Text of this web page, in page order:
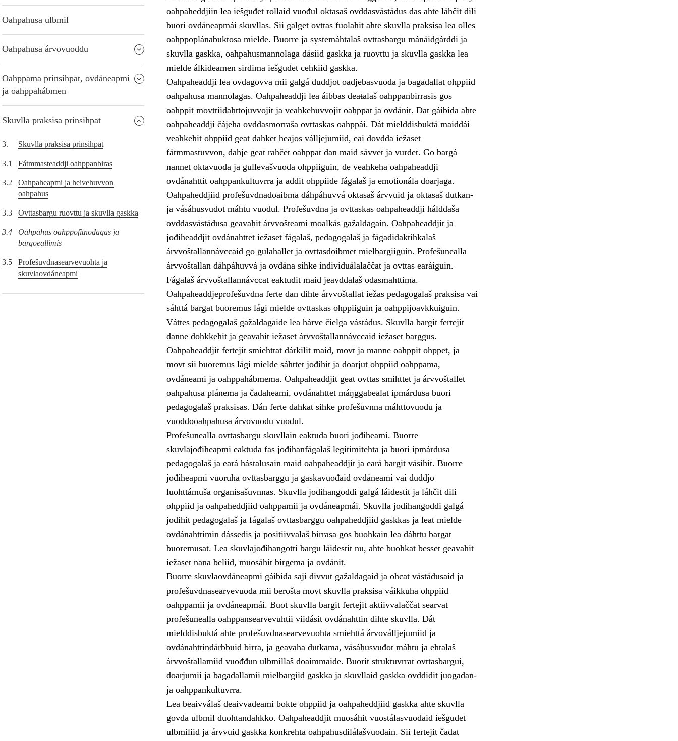
Oahpahusa ulbmil
Oahpahusa árvovuođđu
Oahppama prinsihpat, ovdáneapmi
ja oahppahábmen
Skuvlla praksisa prinsihpat
3. Skuvlla praksisa prinsihpat
3.1 Fátmmasteaddji oahppanbiras
3.2
Oahpaheapmi ja heivehuvvon
oahpahus
3.3 Ovttasbargu ruovttu ja skuvlla gaskka
3.4
Oahpahus oahppofitnodagas ja
bargoeallimis
3.5
Profešuvdnasearvevuohta ja
skuvlaovdáneapmi
oahpaheddjiin lea iešguđet rollaid vuođul oktasaš ovddasvástádus das ahte láhčit dili
buori ovdáneapmái skuvllas. Sii galget ovttas fuolahit ahte skuvlla praksisa lea olles
oahppoplánabuktosa mielde. Buorre ja systemáhtalaš ovttasbargu mánáidgárddi ja
skuvlla gaskka, oahpahusmannolaga dásiid gaskka ja ruovttu ja skuvlla gaskka lea
mielde álkideamen sirdima iešguđet cehkiid gaskka.
Oahpaheaddji lea ovdagovva mii galgá duddjot oadjebasvuođa ja bagadallat ohppiid
oahpahusa mannolagas. Oahpaheaddji lea áibbas deaŧalaš oahppanbirrasis gos
oahppit movttiidahttojuvvojit ja veahkehuvvojit oahppat ja ovdánit. Dat gáibida ahte
oahpaheaddji čájeha ovddasmorraša ovttaskas oahppái. Dát mielddisbuktá maiddái
veahkehit ohppiid geat dahket heajos válljejumiid, eai dovdda iežaset
fátmmastuvvon, dahje geat rahčet oahppat dan maid sávvet ja vurdet. Go bargá
nannet oktavuođa ja gullevašvuođa ohppiiguin, de veahkeha oahpaheaddji
ovdánahttit oahppankultuvrra ja addit ohppiide fágalaš ja emotionála doarjaga.
Oahpaheddjiid profešuvdnadoaibma dáhpáhuvvá oktasaš árvvuid ja oktasaš dutkan-
ja vásáhusvuđot máhtu vuođul. Profešuvdna ja ovttaskas oahpaheaddji hálddaša
ovddasvástádusa geavahit árvvošteami moalkás gažaldagain. Oahpaheaddjit ja
jođiheaddjit ovdánahttet iežaset fágalaš, pedagogalaš ja fágadidaktihkalaš
árvvoštallannávccaid go gulahallet ja ovttasdoibmet mielbargiiguin. Profešunealla
árvvoštallan dáhpáhuvvá ja ovdána sihke individuálalaččat ja ovttas earáiguin.
Fágalaš árvvoštallannávccat eaktudit maid jeavddalaš ođasmahttima.
Oahpaheaddjeprofešuvdna ferte dan dihte árvvoštallat iežas pedagogalaš praksisa vai
sáhttá bargat buoremus lági mielde ovttaskas ohppiiguin ja oahppijoavkkuiguin.
Váttes pedagogalaš gažaldagaide lea hárve čielga vástádus. Skuvlla bargit fertejit
danne dohkkehit ja geavahit iežaset árvvoštallannávccaid iežaset barggus.
Oahpaheaddjit fertejit smiehttat dárkilit maid, movt ja manne oahppit ohppet, ja
movt sii buoremus lági mielde sáhttet jođihit ja doarjut ohppiid oahppama,
ovdáneami ja oahppahábmema. Oahpaheaddjit geat ovttas smihttet ja árvvoštallet
oahpahusa plánema ja čađaheami, ovdánahttet máŋggabealat ipmárdusa buori
pedagogalaš praksisas. Dán ferte dahkat sihke profešuvnna máhttovuođu ja
vuođđooahpahusa árvovuođu vuođul.
Profešunealla ovttasbargu skuvllain eaktuda buori jođiheami. Buorre
skuvlajođiheapmi eaktuda fas jođihanfágalaš legitimitehta ja buori ipmárdusa
pedagogalaš ja eará hástalusain maid oahpaheaddjit ja eará bargit vásihit. Buorre
jođiheapmi vuoruha ovttasbarggu ja gaskavuođaid ovdáneami vai duddjo
luohttámuša organisašuvnnas. Skuvlla jođihangoddi galgá láidestit ja láhčit dili
ohppiid ja oahpaheddjiid oahppamii ja ovdáneapmái. Skuvlla jođihangoddi galgá
jođihit pedagogalaš ja fágalaš ovttasbarggu oahpaheddjiid gaskkas ja leat mielde
ovdánahttimin dássedis ja positiivvalaš birrasa gos buohkain lea dáhttu bargat
buoremusat. Lea skuvlajođihangotti bargu láidestit nu, ahte buohkat besset geavahit
iežaset nana beliid, muosáhit birgema ja ovdánit.
Buorre skuvlaovdáneapmi gáibida saji divvut gažaldagaid ja ohcat vástádusaid ja
profešuvdnasearvevuođa mii berošta movt skuvlla praksisa váikkuha ohppiid
oahppamii ja ovdáneapmái. Buot skuvlla bargit fertejit aktiivvalaččat searvat
profešunealla oahppansearvevuhtii viidásit ovdánahttin dihte skuvlla. Dát
mielddisbuktá ahte profešuvdnasearvevuohta smiehttá árvoválljejumiid ja
ovdánahttindárbbuid birra, ja geavaha dutkama, vásáhusvuđot máhtu ja ehtalaš
árvvoštallamiid vuođđun ulbmillaš doaimmaide. Buorit struktuvrrat ovttasbargui,
doarjumii ja bagadallamii mielbargiid gaskka ja skuvllaid gaskka ovddidit juogadan-
ja oahppankultuvrra.
Lea beaivválaš deaivvadeami bokte ohppiid ja oahpaheddjiid gaskka ahte skuvlla
govda ulbmil duohtandahkko. Oahpaheaddjit muosáhit vuostálasvuođaid iešguđet
ulbmiliid ja árvvuid gaskka konkrehta oahpahusdilálašvuođain. Sii fertejit čađat